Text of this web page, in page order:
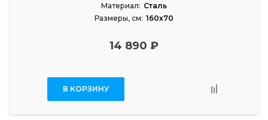
Материал: Сталь
Размеры, см: 160x70
14 890 ₽
В КОРЗИНУ